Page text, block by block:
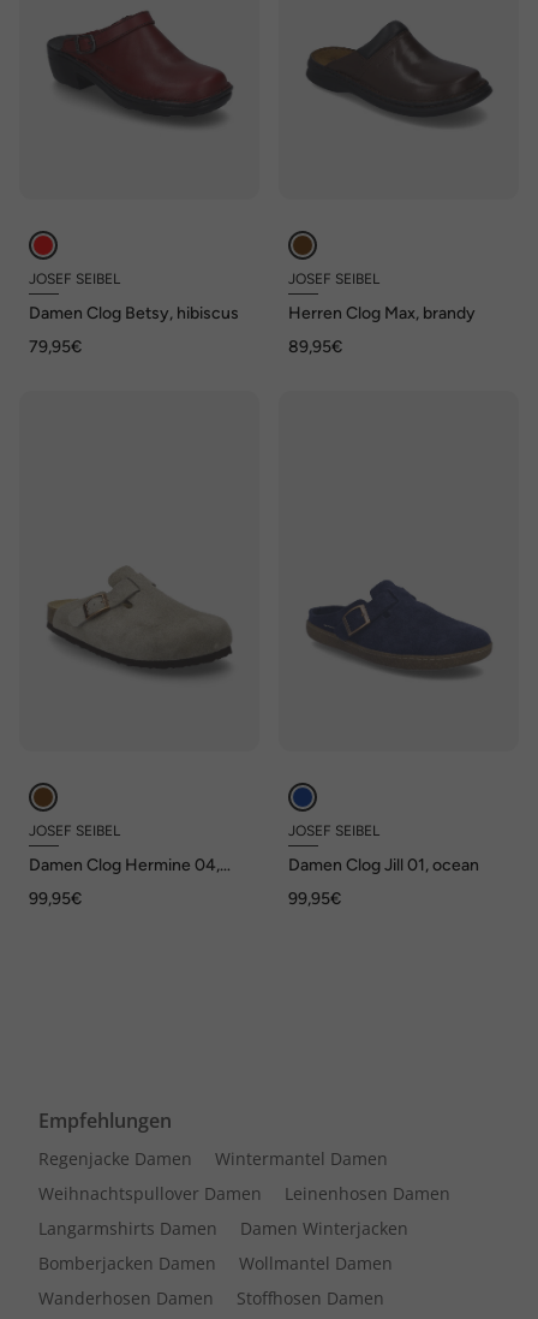
JOSEF SEIBEL
Damen Clog Betsy, hibiscus
79,95€
JOSEF SEIBEL
Herren Clog Max, brandy
89,95€
JOSEF SEIBEL
Damen Clog Hermine 04,
99,95€
JOSEF SEIBEL
Damen Clog Jill 01, ocean
99,95€
Empfehlungen
Regenjacke Damen
Wintermantel Damen
Weihnachtspullover Damen
Leinenhosen Damen
Langarmshirts Damen
Damen Winterjacken
Bomberjacken Damen
Wollmantel Damen
Wanderhosen Damen
Stoffhosen Damen